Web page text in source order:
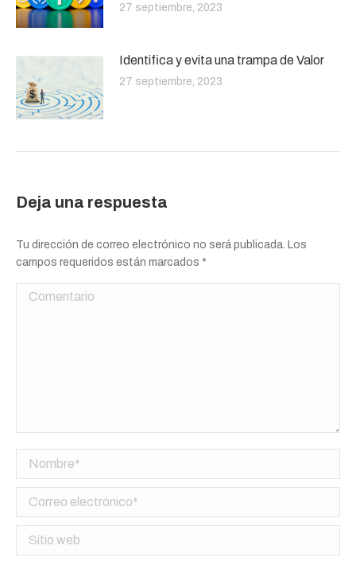
27 septiembre, 2023
Identifica y evita una trampa de Valor
27 septiembre, 2023
Deja una respuesta
Tu dirección de correo electrónico no será publicada. Los
campos requeridos están marcados *
Comentario
Nombre *
Correo electrónico *
Sitio web